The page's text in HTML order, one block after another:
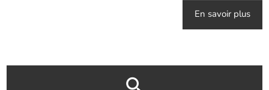
En savoir plus